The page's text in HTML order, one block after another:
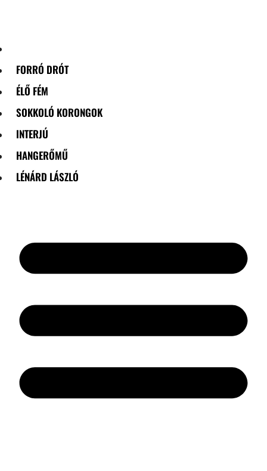
FORRÓ DRÓT
ÉLŐ FÉM
SOKKOLÓ KORONGOK
INTERJÚ
HANGERŐMŰ
LÉNÁRD LÁSZLÓ